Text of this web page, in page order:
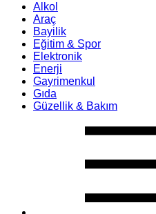
Alkol
Araç
Bayilik
Eğitim & Spor
Elektronik
Enerji
Gayrimenkul
Gıda
Güzellik & Bakım